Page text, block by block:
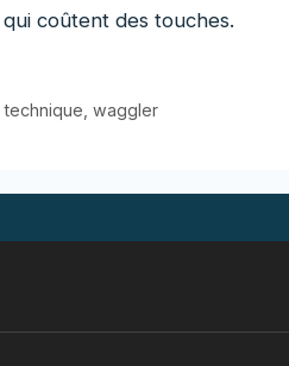
coûtent des touches.
technique waggler